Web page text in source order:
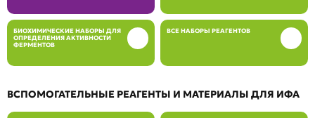
БИОХИМИЧЕСКИЕ НАБОРЫ ДЛЯ
ОПРЕДЕЛЕНИЯ АКТИВНОСТИ
ФЕРМЕНТОВ
ВСЕ НАБОРЫ РЕАГЕНТОВ
ВСПОМОГАТЕЛЬНЫЕ РЕАГЕНТЫ И МАТЕРИАЛЫ ДЛЯ ИФА